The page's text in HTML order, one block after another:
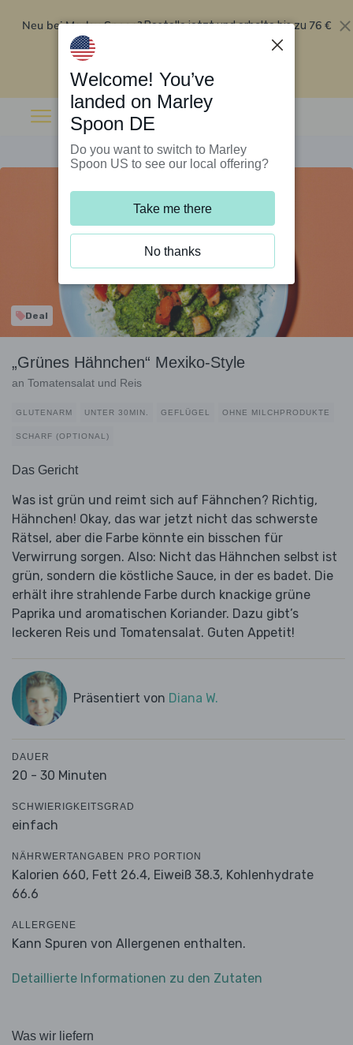
Neu bei Marley Spoon?Bestelle jetzt und erhalte bis zu 76 €
Rabatt auf deine ersten fünf Boxen
Deal
„Grünes Hähnchen“ Mexiko-Style
an Tomatensalat und Reis
GLUTENARM UNTER 30MIN. GEFLÜGEL OHNE MILCHPRODUKTE
SCHARF (OPTIONAL)
Das Gericht
Was ist grün und reimt sich auf Fähnchen? Richtig,
Hähnchen! Okay, das war jetzt nicht das schwerste
Rätsel, aber die Farbe könnte ein bisschen für
Verwirrung sorgen. Also: Nicht das Hähnchen selbst ist
grün, sondern die köstliche Sauce, in der es badet. Die
erhält ihre strahlende Farbe durch knackige grüne
Paprika und aromatischen Koriander. Dazu gibt’s
leckeren Reis und Tomatensalat. Guten Appetit!
Präsentiert von Diana W.
DAUER
20 - 30 Minuten
SCHWIERIGKEITSGRAD
einfach
NÄHRWERTANGABEN PRO PORTION
Kalorien 660, Fett 26.4, Eiweiß 38.3, Kohlenhydrate
66.6
ALLERGENE
Kann Spuren von Allergenen enthalten.
Detaillierte Informationen zu den Zutaten
Was wir liefern
Welcome! You’ve
landed on Marley
Spoon DE
Do you want to switch to Marley
Spoon US to see our local offering?
Take me there
No thanks